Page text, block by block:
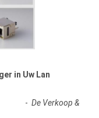
in Uw Lan
De Verkoop &